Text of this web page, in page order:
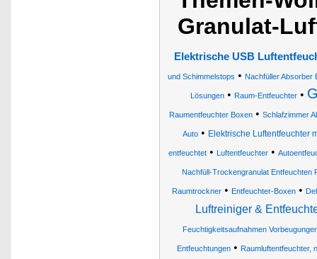
Granulat-
Elektrische USB
und Schimmelstops • Nachfüller Absorber
Lösungen• Raum-Entfeuchter•
Raumentfeuchter Boxen• Schlafzimmer
Auto • Elektrische Luftentfeuchter
entfeuchtet• Luftentfeuchter•
Nachfüll-Trockengranulat Entfeuchten
Raumtrockner • Entfeuchter-Boxen •
Luftreiniger &
Feuchtigkeitsaufnahmen
Entfeuchtungen • Raumluftentfeuchter,